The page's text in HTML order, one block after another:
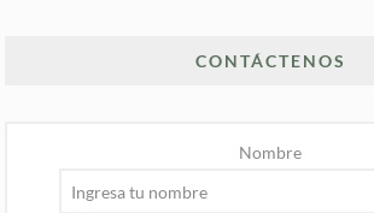
CONTÁCTENOS
Nombre